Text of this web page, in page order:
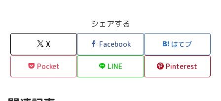
シェアする
X Facebook はてブ
Pocket LINE Pinterest